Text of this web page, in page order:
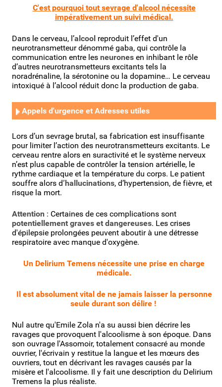
C'est pourquoi tout sevrage d'alcool nécessite
impérativement un suivi médical.
Dans le cerveau, l’alcool reproduit l’effet d'un
neurotransmetteur dénommé gaba, qui contrôle la
communication entre les neurones en inhibant le rôle
d’autres neurotransmetteurs excitants tels la
noradrénaline, la sérotonine ou la dopamine… Le cerveau
intoxiqué à l’alcool réduit donc la production de gaba.
Appels d'urgence et Adresses utiles
Lors d’un sevrage brutal, sa fabrication est insuffisante
pour limiter l’action des neurotransmetteurs excitants. Le
cerveau rentre alors en suractivité et le système nerveux
n’est plus capable de contrôler la tension artérielle, le
rythme cardiaque et la température du corps. Le patient
souffre alors d’hallucinations, d’hypertension, de fièvre, et
risque la mort.
Attention : Certaines de ces complications sont
potentiellement graves et dangereuses. Les crises
d'épilepsie prolongées peuvent aboutir à une détresse
respiratoire avec manque d'oxygène.
Un Delirium Temens nécessite une prise en charge
médicale.
Il est absolument vital de ne jamais laisser la personne
seule durant son délire !
Nul autre qu'Emile Zola n'a su aussi bien décrire les
ravages que provoquent l'alcoolisme à son époque. Dans
son ouvrage l'Assomoir, totalement consacré au monde
ouvrier, l'écrivain y restitue la langue et les mœurs des
ouvriers, tout en décrivant les ravages causés par la
misère et l'alcoolisme. Il y fait une description du Delirium
Tremens la plus réaliste.